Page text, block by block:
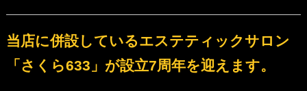
当店に併設しているエステティックサロン
「さくら633」が設立7周年を迎えます。